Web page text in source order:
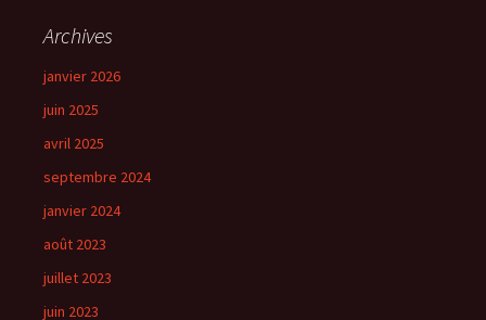
Archives
janvier 2026
juin 2025
avril 2025
septembre 2024
janvier 2024
août 2023
juillet 2023
juin 2023